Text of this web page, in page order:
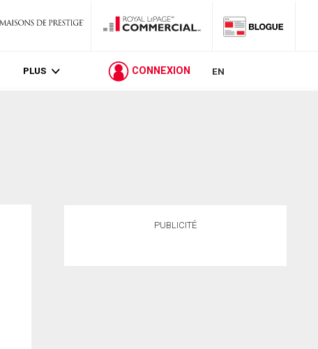
PLUS CONNEXION EN
PUBLICITÉ